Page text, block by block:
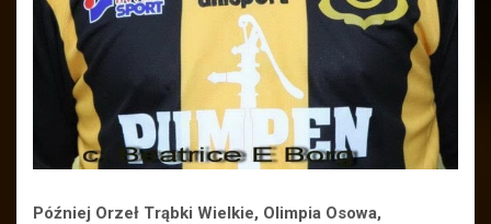
Później Orzeł Trąbki Wielkie, Olimpia Osowa,